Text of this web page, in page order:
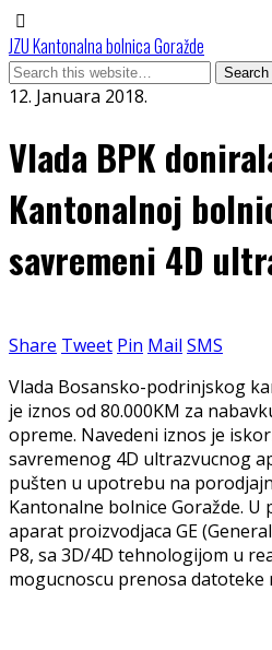
JZU Kantonalna bolnica Goražde
12. Januara 2018.
Vlada BPK
Kantonalnoj
savremeni 4D
Share Tweet Pin Mail SMS
Vlada Bosansko-podrinjskog
je iznos od 80.000KM za
opreme. Navedeni iznos je
savremenog 4D ultrazvucnog
pušten u upotrebu na
Kantonalne bolnice Goražde.
aparat proizvodjaca GE
P8, sa 3D/4D tehnologijom u
mogucnoscu prenosa datoteke